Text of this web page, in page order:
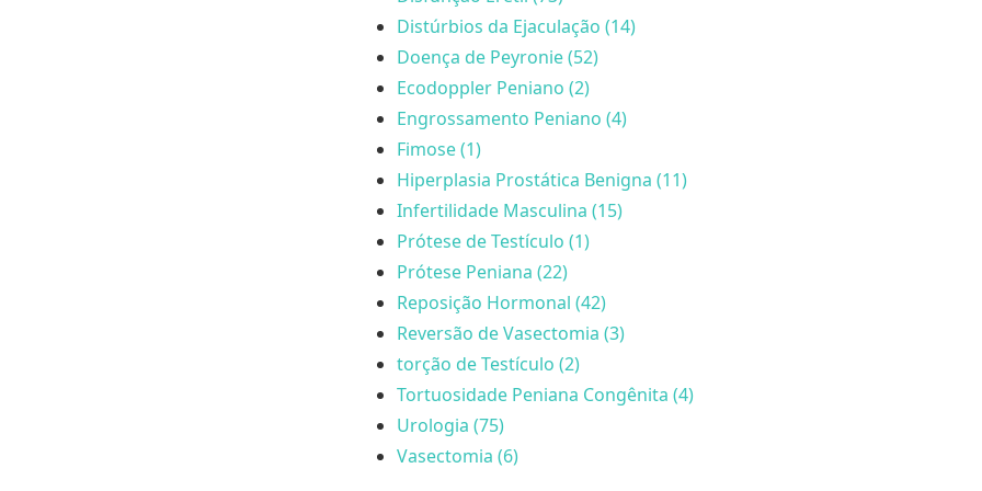
Distúrbios da Ejaculação (14)
Doença de Peyronie (52)
Ecodoppler Peniano (2)
Engrossamento Peniano (4)
Fimose (1)
Hiperplasia Prostática Benigna (11)
Infertilidade Masculina (15)
Prótese de Testículo (1)
Prótese Peniana (22)
Reposição Hormonal (42)
Reversão de Vasectomia (3)
torção de Testículo (2)
Tortuosidade Peniana Congênita (4)
Urologia (75)
Vasectomia (6)